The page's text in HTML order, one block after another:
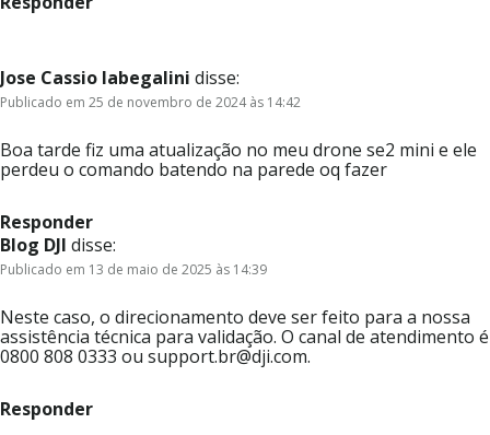
Jose Cassio labegalini disse:
Publicado em 25 de novembro de 2024 às 14:42
Boa tarde fiz uma atualização no meu drone se2 mini e ele
perdeu o comando batendo na parede oq fazer
Responder
Blog DJI disse:
Publicado em 13 de maio de 2025 às 14:39
Neste caso, o direcionamento deve ser feito para a nossa
assistência técnica para validação. O canal de atendimento é
0800 808 0333 ou support.br@dji.com.
Responder